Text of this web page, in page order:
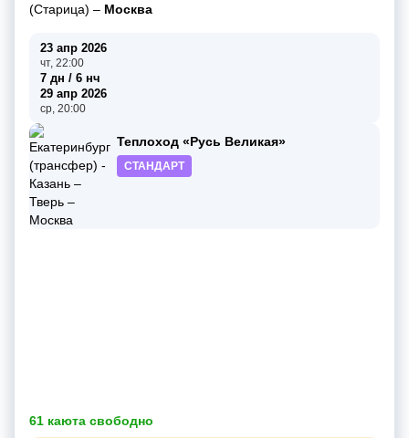
(Старица) – Москва
23 апр 2026
чт, 22:00
7 дн / 6 нч
29 апр 2026
ср, 20:00
Теплоход «Русь Великая»
СТАНДАРТ
61 каюта свободно